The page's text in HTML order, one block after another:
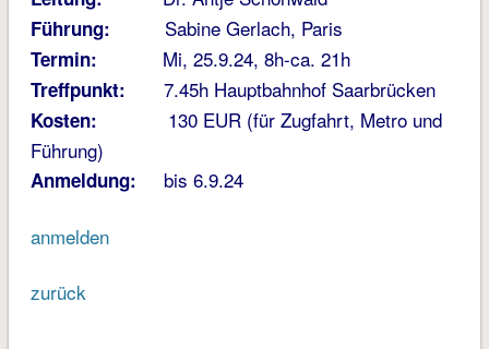
Führung: Sabine Gerlach, Paris
Termin: Mi, 25.9.24, 8h-ca. 21h
Treffpunkt: 7.45h Hauptbahnhof Saarbrücken
Kosten: 130 EUR (für Zugfahrt, Metro und
Führung)
Anmeldung: bis 6.9.24
anmelden
zurück